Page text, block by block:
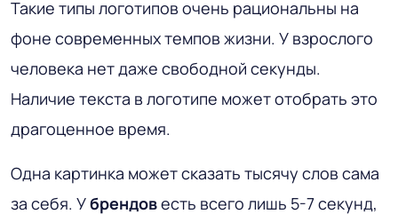
Такие типы логотипов очень рациональны на
фоне современных темпов жизни. У взрослого
человека нет даже свободной секунды.
Наличие текста в логотипе может отобрать это
драгоценное время.
Одна картинка может сказать тысячу слов сама
за себя. Убрендовесть всего лишь 5-7 секунд,